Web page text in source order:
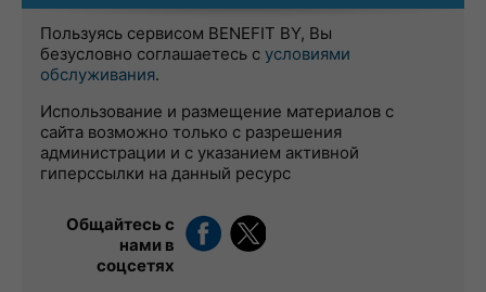
Пользуясь сервисом BENEFIT BY, Вы
безусловно соглашаетесь с условиями
обслуживания.
Использование и размещение материалов с
сайта возможно только с разрешения
администрации и с указанием активной
гиперссылки на данный ресурс
Общайтесь с
нами в
соцсетях